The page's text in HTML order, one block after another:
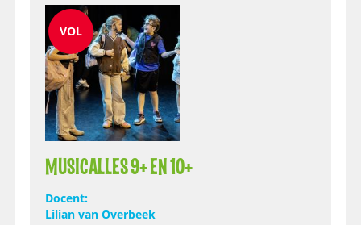
VOL
MUSICALLES 9+ EN 10+
Docent:
Lilian van Overbeek